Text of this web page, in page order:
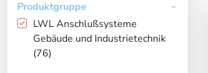
Produktgruppe
LWL Anschlußsysteme
Gebäude und Industrietechnik
(76)